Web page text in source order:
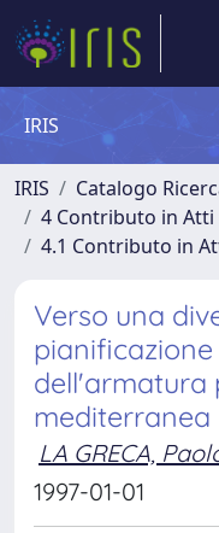
IRIS
IRIS
Catalogo
4 Contributo in Atti
4.1 Contributo in
Verso una
dell'armatura
mediterranea
LA GRECA,
1997-01-01